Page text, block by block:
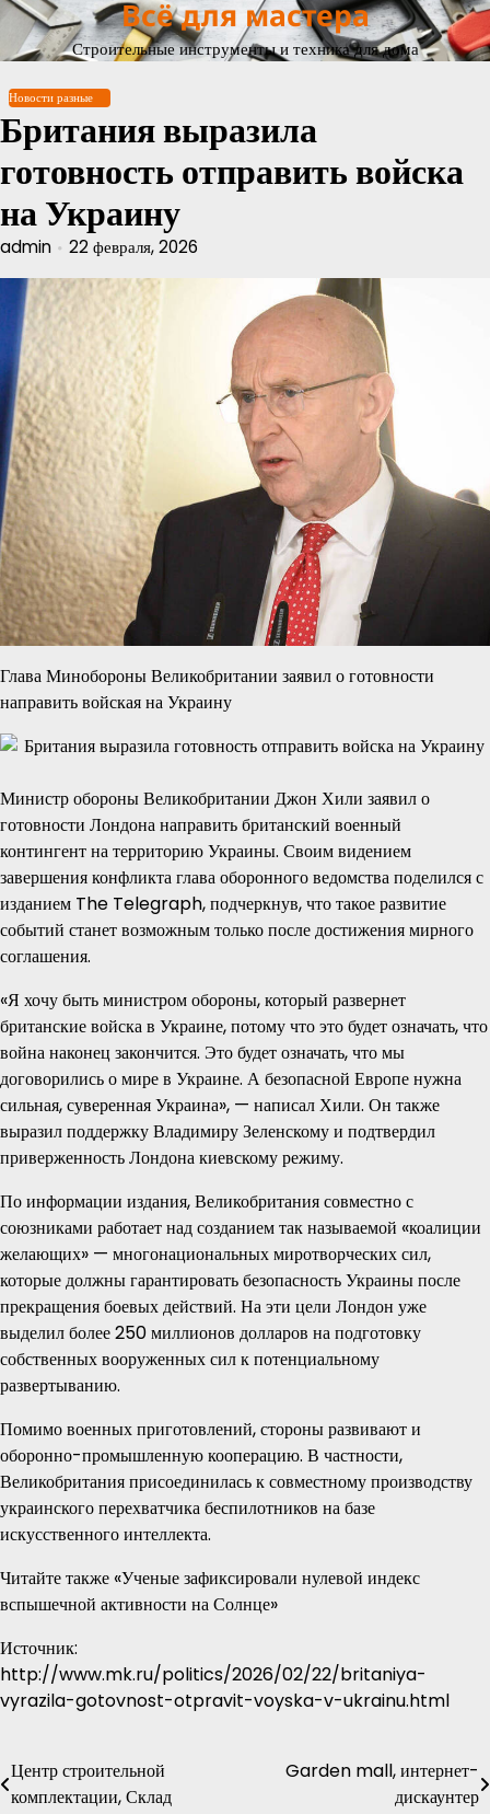
Перейти
содержимому
Всё для мастера
Строительные инструменты и техника для дома
Новости разные
Британия выразила
готовность отправить войска
на Украину
admin 22 февраля, 2026
Глава Минобороны Великобритании заявил о готовности
направить войская на Украину
Министр обороны Великобритании Джон Хили заявил о
готовности Лондона направить британский военный
контингент на территорию Украины. Своим видением
завершения конфликта глава оборонного ведомства поделился с
изданием The Telegraph, подчеркнув, что такое развитие
событий станет возможным только после достижения мирного
соглашения.
«Я хочу быть министром обороны, который развернет
британские войска в Украине, потому что это будет означать, что
война наконец закончится. Это будет означать, что мы
договорились о мире в Украине. А безопасной Европе нужна
сильная, суверенная Украина», — написал Хили. Он также
выразил поддержку Владимиру Зеленскому и подтвердил
приверженность Лондона киевскому режиму.
По информации издания, Великобритания совместно с
союзниками работает над созданием так называемой «коалиции
желающих» — многонациональных миротворческих сил,
которые должны гарантировать безопасность Украины после
прекращения боевых действий. На эти цели Лондон уже
выделил более 250 миллионов долларов на подготовку
собственных вооруженных сил к потенциальному
развертыванию.
Помимо военных приготовлений, стороны развивают и
оборонно-промышленную кооперацию. В частности,
Великобритания присоединилась к совместному производству
украинского перехватчика беспилотников на базе
искусственного интеллекта.
Читайте также «Ученые зафиксировали нулевой индекс
вспышечной активности на Солнце»
Источник:
http://www.mk.ru/politics/2026/02/22/britaniya-
vyrazila-gotovnost-otpravit-voyska-v-ukrainu.html
Навигация
Центр строительной
комплектации, Склад
Garden mall, интернет-
дискаунтер